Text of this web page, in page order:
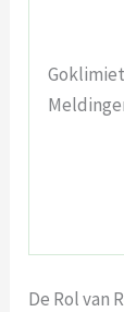
De Rol van